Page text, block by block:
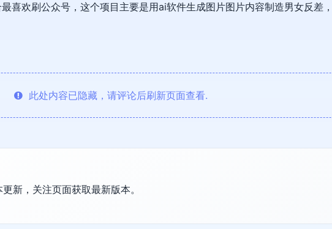
喜欢刷公众号，这个项目主要是用ai软件生成图片图片内容制造男女反差
此处内容已隐藏，请评论后刷新页面查看.
新，关注页面获取最新版本。